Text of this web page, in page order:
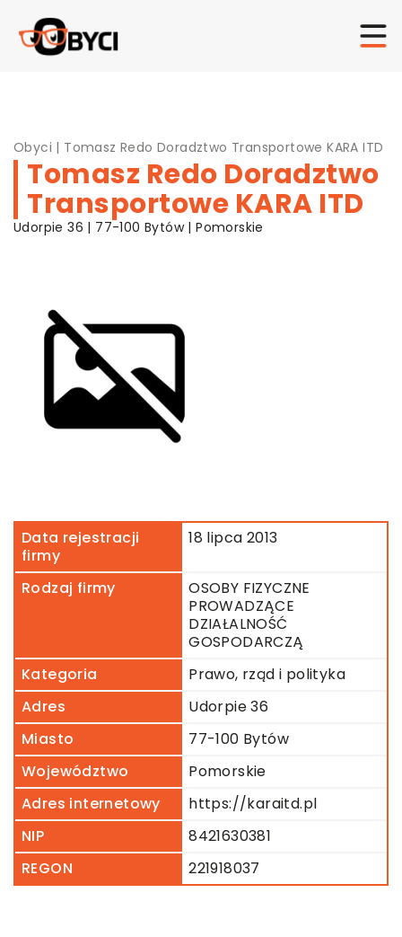
Obyci | Tomasz Redo Doradztwo Transportowe KARA ITD
Tomasz Redo Doradztwo
Transportowe KARA ITD
Udorpie 36 | 77-100 Bytów | Pomorskie
Data rejestracji
firmy
18 lipca 2013
Rodzaj firmy
OSOBY FIZYCZNE
PROWADZĄCE
DZIAŁALNOŚĆ
GOSPODARCZĄ
Kategoria
Prawo, rząd i polityka
Adres
Udorpie 36
Miasto
77-100 Bytów
Województwo
Pomorskie
Adres internetowy
https://karaitd.pl
NIP
8421630381
REGON
221918037